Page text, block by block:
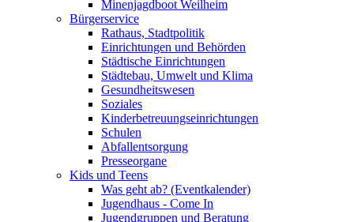
Minenjagdboot Weilheim
Bürgerservice
Rathaus, Stadtpolitik
Einrichtungen und Behörden
Städtische Einrichtungen
Städtebau, Umwelt und Klima
Gesundheitswesen
Soziales
Kinderbetreuungseinrichtungen
Schulen
Abfallentsorgung
Presseorgane
Kids und Teens
Was geht ab? (Eventkalender)
Jugendhaus - Come In
Jugendgruppen und Beratung